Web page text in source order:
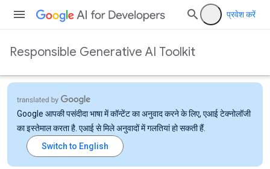
प्रवेश करें
Responsible Generative AI Toolkit
Google आपकी पसंदीदा भाषा में कॉन्टेंट का अनुवाद करने के लिए, एआई टेक्नोलॉजी
का इस्तेमाल करता है. एआई से मिले अनुवादों में गलतियां हो सकती हैं.